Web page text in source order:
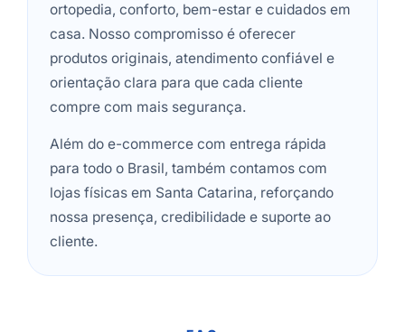
ortopedia, conforto, bem-estar e cuidados em
casa. Nosso compromisso é oferecer
produtos originais, atendimento confiável e
orientação clara para que cada cliente
compre com mais segurança.
Além do e-commerce com entrega rápida
para todo o Brasil, também contamos com
lojas físicas em Santa Catarina, reforçando
nossa presença, credibilidade e suporte ao
cliente.